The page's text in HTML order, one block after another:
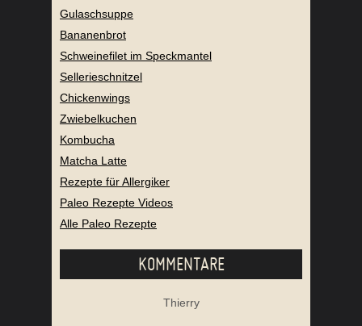
Gulaschsuppe
Bananenbrot
Schweinefilet im Speckmantel
Sellerieschnitzel
Chickenwings
Zwiebelkuchen
Kombucha
Matcha Latte
Rezepte für Allergiker
Paleo Rezepte Videos
Alle Paleo Rezepte
KOMMENTARE
Thierry